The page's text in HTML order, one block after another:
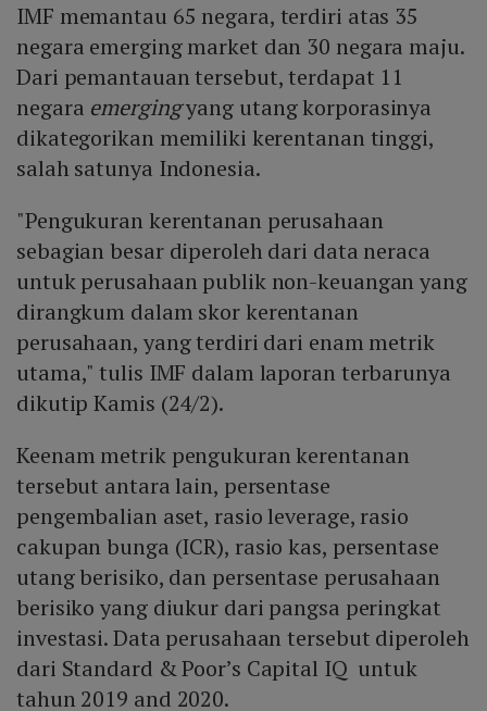
IMF memantau 65 negara, terdiri atas 35
negara emerging market dan 30 negara maju.
Dari pemantauan tersebut, terdapat 11
negara emergingyang utang korporasinya
dikategorikan memiliki kerentanan tinggi,
salah satunya Indonesia.
"Pengukuran kerentanan perusahaan
sebagian besar diperoleh dari data neraca
untuk perusahaan publik non-keuangan yang
dirangkum dalam skor kerentanan
perusahaan, yang terdiri dari enam metrik
utama," tulis IMF dalam laporan terbarunya
dikutip Kamis (24/2).
Keenam metrik pengukuran kerentanan
tersebut antara lain, persentase
pengembalian aset, rasio leverage, rasio
cakupan bunga (ICR), rasio kas, persentase
utang berisiko, dan persentase perusahaan
berisiko yang diukur dari pangsa peringkat
investasi. Data perusahaan tersebut diperoleh
dari Standard & Poor’s Capital IQ untuk
tahun 2019 and 2020.